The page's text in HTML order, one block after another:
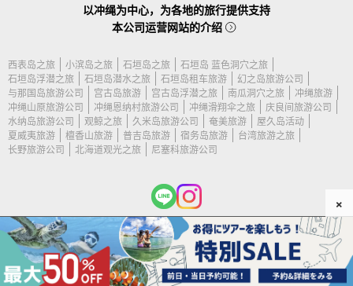
以冲绳为中心，为各地的旅行提供支持
本公司运营网站的介绍
西表岛之旅 小滨岛之旅 石垣岛之旅
石垣岛 蓝色洞穴之旅
石垣岛浮潜之旅
石垣岛潜水之旅 石垣岛租车旅游
幻之岛旅游公司
与那国岛旅游公司
宫古岛旅游 宫古岛浮潜之旅 南瓜洞穴之旅
冲绳旅游
冲绳山原旅游公司
冲绳恩纳村旅游公司 冲绳滑翔伞之旅
庆良间旅游公司
水纳岛旅游公司
观鲸之旅 久米岛旅游公司 奄美旅游
屋久岛活动
夏威夷旅游
檀香山旅游 普吉岛旅游 宿务岛旅游
台湾旅游之旅
长野旅游公司
北海道观光之旅 尼塞科旅游公司
(c) 2026 石垣岛旅游公司 保留所有权利。.
×